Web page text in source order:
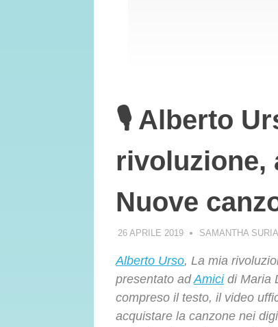
🎙️ Alberto
rivoluzione,
Nuove
26 APRILE 2019 SAMANTHA
Alberto Urso, La mia
presentato adAmicidi Maria
compreso il testo, il video
acquistare la canzone nei